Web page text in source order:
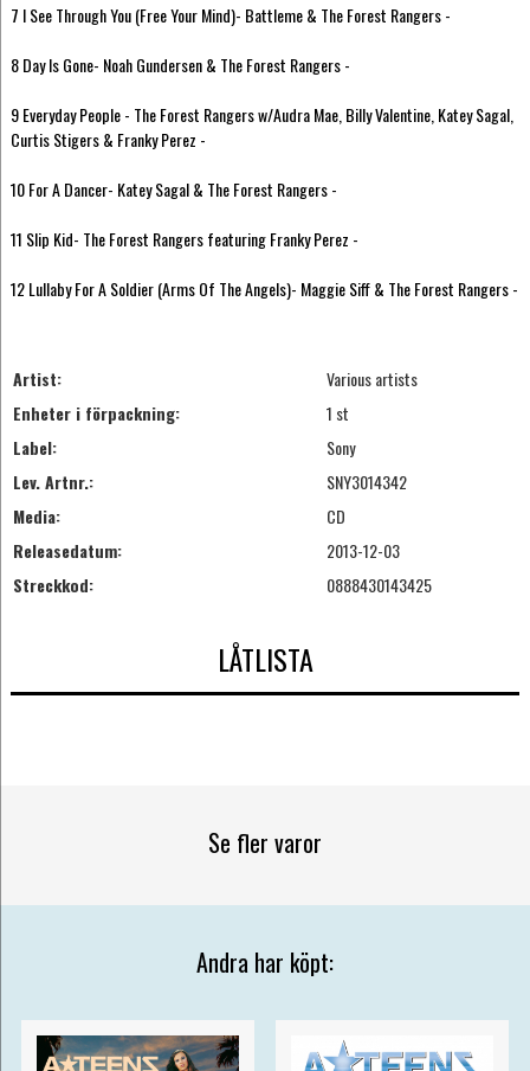
7 I See Through You (Free Your Mind)- Battleme & The Forest Rangers -
8 Day Is Gone- Noah Gundersen & The Forest Rangers -
9 Everyday People - The Forest Rangers w/Audra Mae, Billy Valentine, Katey Sagal,
Curtis Stigers & Franky Perez -
10 For A Dancer- Katey Sagal & The Forest Rangers -
11 Slip Kid- The Forest Rangers featuring Franky Perez -
12 Lullaby For A Soldier (Arms Of The Angels)- Maggie Siff & The Forest Rangers -
Artist:
Various artists
Enheter i förpackning:
1 st
Label:
Sony
Lev. Artnr.:
SNY3014342
Media:
CD
Releasedatum:
2013-12-03
Streckkod:
0888430143425
LÅTLISTA
Se fler varor
Andra har köpt: